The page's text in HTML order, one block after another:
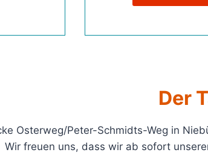
Der
Osterweg/Peter-Schmidts-Weg in
Wir freuen uns, dass wir ab sofort